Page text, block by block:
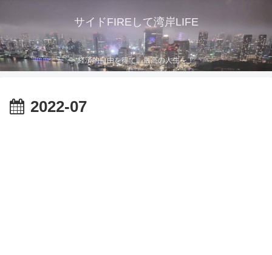
サイドFIREして湾岸LIFE
経済的自由を得て、最高の人生を！
2022-07